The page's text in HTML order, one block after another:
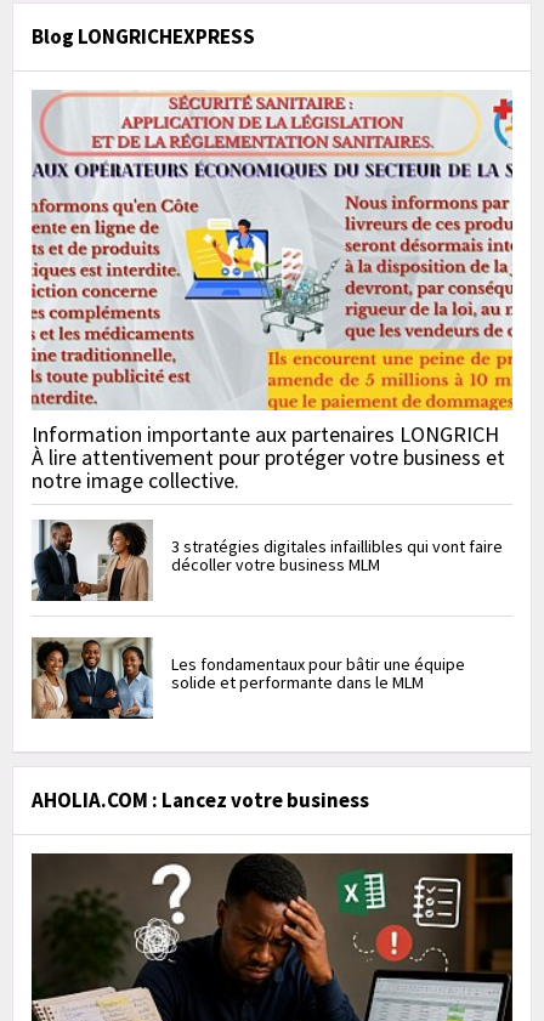
Blog LONGRICHEXPRESS
Information importante aux partenaires LONGRICH
À lire attentivement pour protéger votre business et
notre image collective.
3 stratégies digitales infaillibles qui vont faire
décoller votre business MLM
Les fondamentaux pour bâtir une équipe
solide et performante dans le MLM
AHOLIA.COM : Lancez votre business